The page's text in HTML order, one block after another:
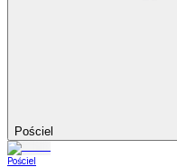
Pościel
Pościel